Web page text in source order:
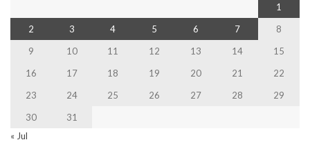
1
2
3 4 5 6 7
8
9
10 11 12 13 14
15
16
17 18 19 20 21
22
23
24 25 26 27 28
29
30
31
« Jul